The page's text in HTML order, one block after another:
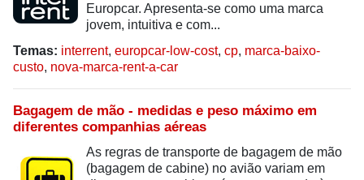
Europcar. Apresenta-se como uma marca
jovem, intuitiva e com...
Temas: interrent, europcar-low-cost, cp, marca-baixo-
custo, nova-marca-rent-a-car
Bagagem de mão - medidas e peso máximo em
diferentes companhias aéreas
As regras de transporte de bagagem de mão
(bagagem de cabine) no avião variam em